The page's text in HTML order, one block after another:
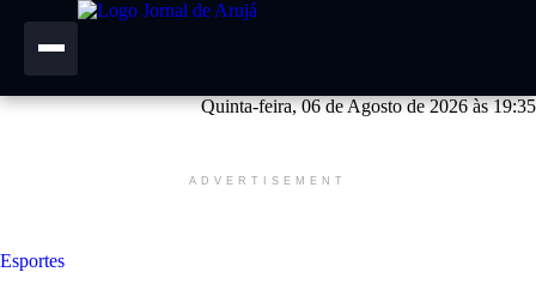
Quinta-feira, 06 de Agosto de 2026 às 19:35
ADVERTISEMENT
Esportes